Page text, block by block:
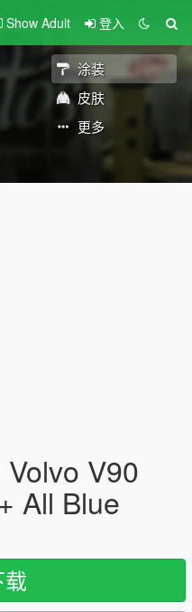
Show Adult 登入
涂装
皮肤
更多
V90
All Blue